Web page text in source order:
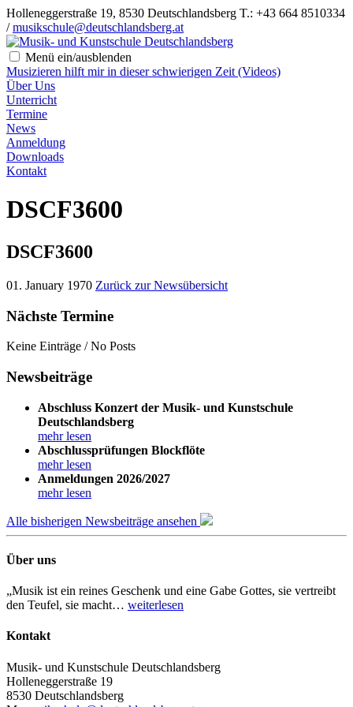
Holleneggerstraße 19, 8530 Deutschlandsberg T.: +43 664 8510334
/musikschule@deutschlandsberg.at
Menü ein/ausblenden
Musizieren hilft mir in dieser schwierigen Zeit (Videos)
Über Uns
Unterricht
Termine
News
Anmeldung
Downloads
Kontakt
DSCF3600
DSCF3600
01. January 1970 Zurück zur Newsübersicht
Nächste Termine
Keine Einträge / No Posts
Newsbeiträge
Abschluss Konzert der Musik- und Kunstschule
Deutschlandsberg
mehr lesen
Abschlussprüfungen Blockflöte
mehr lesen
Anmeldungen 2026/2027
mehr lesen
Alle bisherigen Newsbeiträge ansehen
Über uns
„Musik ist ein reines Geschenk und eine Gabe Gottes, sie vertreibt
den Teufel, sie macht… weiterlesen
Kontakt
Musik- und Kunstschule Deutschlandsberg
Holleneggerstraße 19
8530 Deutschlandsberg